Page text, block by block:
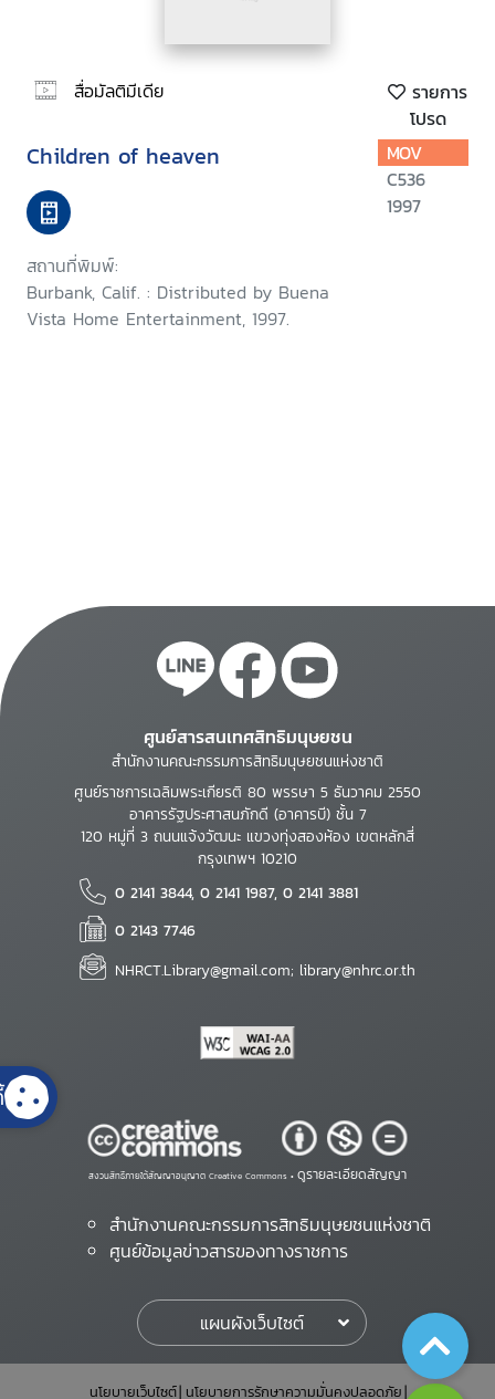
สื่อมัลติมีเดีย
รายการ
โปรด
Children of heaven
สถานที่พิมพ์:
Burbank, Calif. : Distributed by Buena
Vista Home Entertainment, 1997.
MOV
C536
1997
ศูนย์สารสนเทศสิทธิมนุษยชน
สำนักงานคณะกรรมการสิทธิมนุษยชนแห่งชาติ
ศูนย์ราชการเฉลิมพระเกียรติ 80 พรรษา 5 ธันวาคม 2550
อาคารรัฐประศาสนภักดี (อาคารบี) ชั้น 7
120 หมู่ที่ 3 ถนนแจ้งวัฒนะ แขวงทุ่งสองห้อง เขตหลักสี่
กรุงเทพฯ 10210
0 2141 3844, 0 2141 1987, 0 2141 3881
0 2143 7746
NHRCT.Library@gmail.com; library@nhrc.or.th
สงวนสิทธิ์ภายใต้สัญญาอนุญาต Creative Commons • ดูรายละเอียดสัญญา
สำนักงานคณะกรรมการสิทธิมนุษยชนแห่งชาติ
ศูนย์ข้อมูลข่าวสารของทางราชการ
แผนผังเว็บไซต์
นโยบายเว็บไซต์ นโยบายการรักษาความมั่นคงปลอดภัย